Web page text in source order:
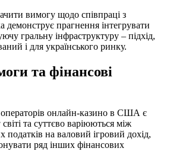
вимогу щодо співпраці з
демонструє прагнення інтегрувати
гральну інфраструктуру – підхід,
і для українського ринку.
та фінансові
операторів онлайн-казино в США є
та суттєво варіюються між
податків на валовий ігровий дохід,
ряд інших фінансових